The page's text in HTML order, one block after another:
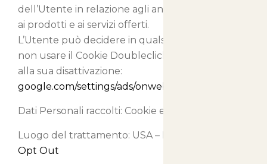
dell’Utente in relazione agli annunci pubblicitari,
ai prodotti e ai servizi offerti.
L’Utente può decidere in qualsiasi momento di
non usare il Cookie Doubleclick provvedendo
alla sua disattivazione:
google.com/settings/ads/onweb/optout
Dati Personali raccolti: Cookie e Dati di Utilizzo.
Luogo del trattamento: USA – Privacy Policy
Opt Out